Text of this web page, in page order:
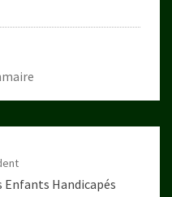
Enfants Handicapés